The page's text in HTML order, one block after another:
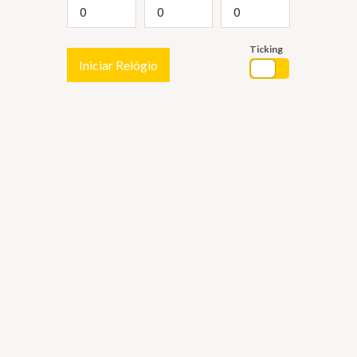
Iniciar Relógio
Ticking